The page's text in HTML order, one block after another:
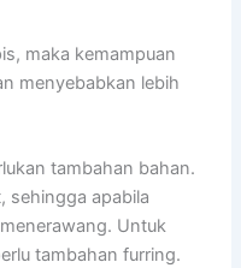
maka kemampuan
menyebabkan lebih
tambahan bahan.
sehingga apabila
Untuk
tambahan furring.